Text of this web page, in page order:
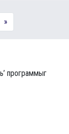
»
программыг